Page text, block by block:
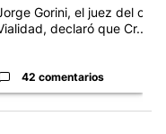
Gorini, el juez del caso
declaró que Cr...
42 comentarios